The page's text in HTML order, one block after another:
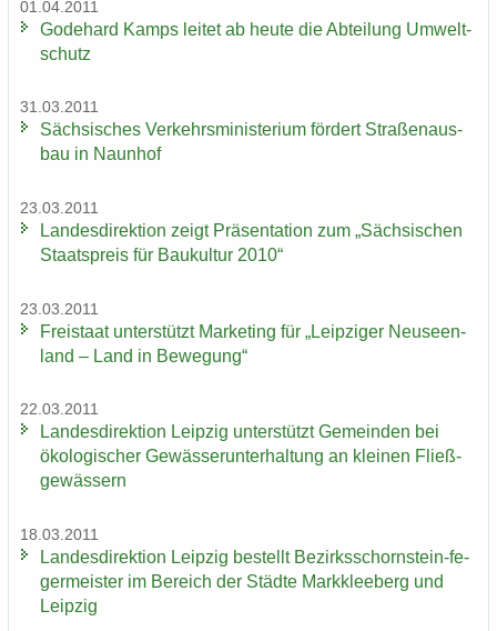
01.04.2011
Go­de­hard Kamps lei­tet ab heute die Ab­tei­lung Um­welt­
schutz
31.03.2011
Säch­si­sches Ver­kehrs­mi­nis­te­ri­um för­dert Stra­ßen­aus­
bau in Naun­hof
23.03.2011
Lan­des­di­rek­ti­on zeigt Prä­sen­ta­ti­on zum „Säch­si­schen
Staats­preis für Bau­kul­tur 2010“
23.03.2011
Frei­staat un­ter­stützt Mar­ke­ting für „Leip­zi­ger Neu­seen­
land – Land in Be­we­gung“
22.03.2011
Lan­des­di­rek­ti­on Leip­zig un­ter­stützt Ge­mein­den bei
öko­lo­gi­scher Ge­wäs­ser­un­ter­hal­tung an klei­nen Fließ­
ge­wäs­sern
18.03.2011
Lan­des­di­rek­ti­on Leip­zig be­stellt Bezirksschornstein-​ fe­
ger­meis­ter im Be­reich der Städ­te Mark­klee­berg und
Leip­zig